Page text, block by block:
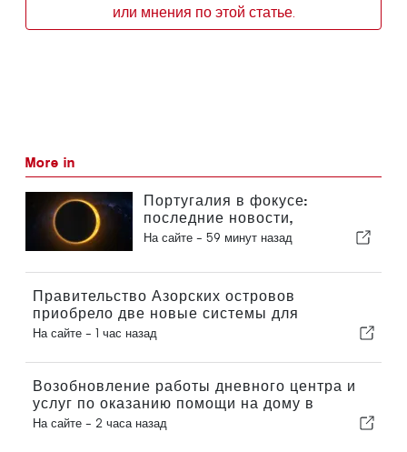
или мнения по этой статье.
More in
Португалия в фокусе:
последние новости,
актуальные события из мира
новости, которые попали в
заголовки
На сайте - 59 минут назад
Правительство Азорских островов
приобрело две новые системы для
роботизированной хирургии
На сайте - 1 час назад
Возобновление работы дневного центра и
услуг по оказанию помощи на дому в
муниципалитете Португалии
На сайте - 2 часа назад